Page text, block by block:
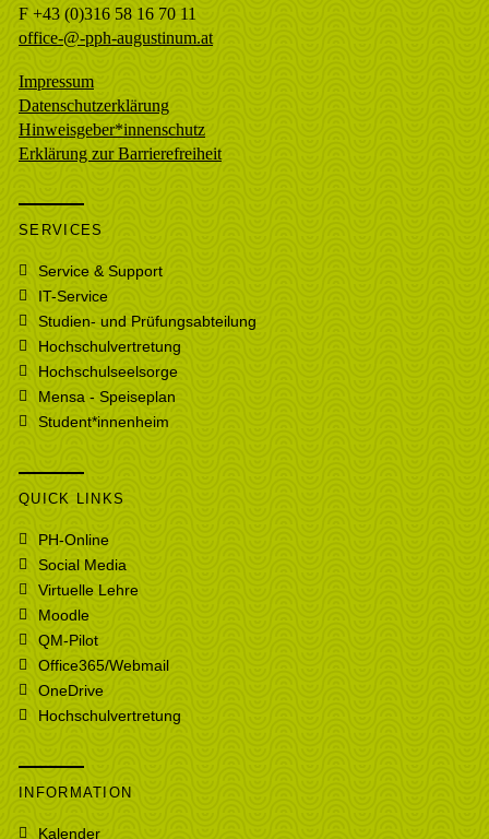
F +43 (0)316 58 16 70 11
office-@-pph-augustinum.at
Impressum
Datenschutzerklärung
Hinweisgeber*innenschutz
Erklärung zur Barrierefreiheit
SERVICES
Service & Support
IT-Service
Studien- und Prüfungsabteilung
Hochschulvertretung
Hochschulseelsorge
Mensa - Speiseplan
Student*innenheim
QUICK LINKS
PH-Online
Social Media
Virtuelle Lehre
Moodle
QM-Pilot
Office365/Webmail
OneDrive
Hochschulvertretung
INFORMATION
Kalender